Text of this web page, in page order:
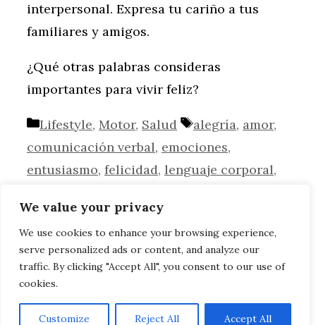
We value your privacy
We use cookies to enhance your browsing experience,
serve personalized ads or content, and analyze our
traffic. By clicking "Accept All", you consent to our use of
cookies.
Customize Reject All Accept All
interpersonal. Expresa tu cariño a tus
familiares y amigos.
¿Qué otras palabras consideras
importantes para vivir feliz?
Categorías
Lifestyle, Motor, Salud Etiquetas
alegría, amor,
comunicación verbal, emociones,
entusiasmo, felicidad, lenguaje corporal,
Las claves del éxito en la vida
El arte como terapia psicológica
COOKIES